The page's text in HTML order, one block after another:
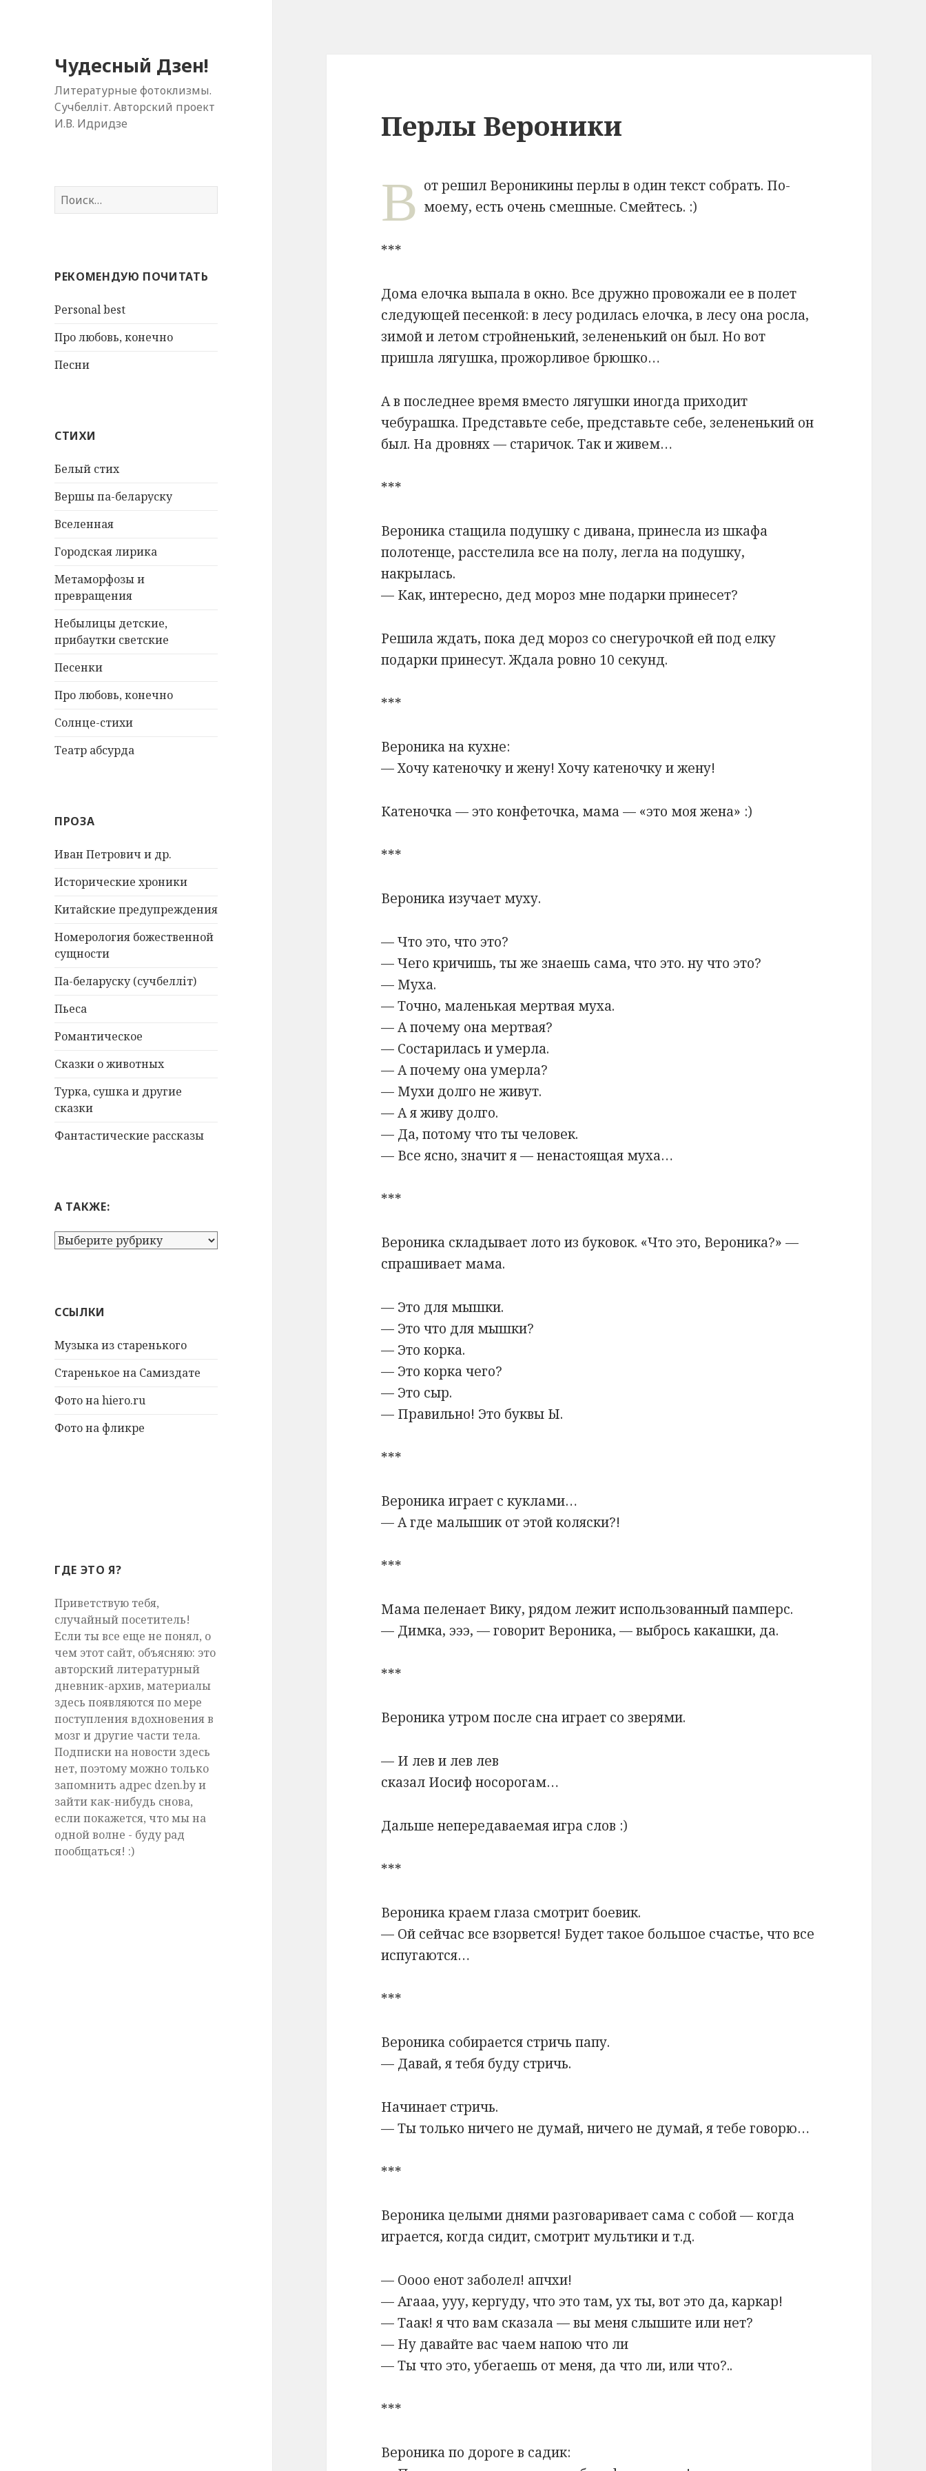
Чудесный Дзен!
Литературные фотоклизмы.
Cучбелліт. Авторский проект
И.В. Идридзе
Н
а
:РЕКОМЕНДУЮ ПОЧИТАТЬ
Personal best
Про любовь, конечно
Песни
СТИХИ
Белый стих
Вершы па-беларуску
Вселенная
Городская лирика
Метаморфозы и
превращения
Небылицы детские,
прибаутки светские
Песенки
Про любовь, конечно
Солнце-стихи
Театр абсурда
ПРОЗА
Иван Петрович и др.
Исторические хроники
Китайские предупреждения
Номерология божественной
сущности
Па-беларуску (сучбелліт)
Пьеса
Романтическое
Сказки о животных
Турка, сушка и другие
сказки
Фантастические рассказы
А ТАКЖЕ:
А
ж
:
ССЫЛКИ
Музыка из старенького
Старенькое на Самиздате
Фото на hiero.ru
Фото на фликре
ГДЕ ЭТО Я?
Приветствую тебя,
случайный посетитель!
Если ты все еще не понял, о
чем этот сайт, объясняю: это
авторский литературный
дневник-архив, материалы
здесь появляются по мере
поступления вдохновения в
мозг и другие части тела.
Подписки на новости здесь
нет, поэтому можно только
запомнить адрес dzen.by и
зайти как-нибудь снова,
если покажется, что мы на
одной волне - буду рад
пообщаться! :)
Перлы Вероники
В от решил Вероникины перлы в один текст собрать. По-
моему, есть очень смешные. Смейтесь. :)
***
Дома елочка выпала в окно. Все дружно провожали ее в полет
следующей песенкой: в лесу родилась елочка, в лесу она росла,
зимой и летом стройненький, зелененький он был. Но вот
пришла лягушка, прожорливое брюшко…
А в последнее время вместо лягушки иногда приходит
чебурашка. Представьте себе, представьте себе, зелененький он
был. На дровнях — старичок. Так и живем…
***
Вероника стащила подушку с дивана, принесла из шкафа
полотенце, расстелила все на полу, легла на подушку,
накрылась.
— Как, интересно, дед мороз мне подарки принесет?
Решила ждать, пока дед мороз со снегурочкой ей под елку
подарки принесут. Ждала ровно 10 секунд.
***
Вероника на кухне:
— Хочу катеночку и жену! Хочу катеночку и жену!
Катеночка — это конфеточка, мама — «это моя жена» :)
***
Вероника изучает муху.
— Что это, что это?
— Чего кричишь, ты же знаешь сама, что это. ну что это?
— Муха.
— Точно, маленькая мертвая муха.
— А почему она мертвая?
— Состарилась и умерла.
— А почему она умерла?
— Мухи долго не живут.
— А я живу долго.
— Да, потому что ты человек.
— Все ясно, значит я — ненастоящая муха…
***
Вероника складывает лото из буковок. «Что это, Вероника?» —
спрашивает мама.
— Это для мышки.
— Это что для мышки?
— Это корка.
— Это корка чего?
— Это сыр.
— Правильно! Это буквы Ы.
***
Вероника играет с куклами…
— А где малышик от этой коляски?!
***
Мама пеленает Вику, рядом лежит использованный памперс.
— Димка, эээ, — говорит Вероника, — выбрось какашки, да.
***
Вероника утром после сна играет со зверями.
— И лев и лев лев
сказал Иосиф носорогам…
Дальше непередаваемая игра слов :)
***
Вероника краем глаза смотрит боевик.
— Ой сейчас все взорвется! Будет такое большое счастье, что все
испугаются…
***
Вероника собирается стричь папу.
— Давай, я тебя буду стричь.
Начинает стричь.
— Ты только ничего не думай, ничего не думай, я тебе говорю…
***
Вероника целыми днями разговаривает сама с собой — когда
играется, когда сидит, смотрит мультики и т.д.
— Оооо енот заболел! апчхи!
— Агааа, ууу, кергуду, что это там, ух ты, вот это да, каркар!
— Таак! я что вам сказала — вы меня слышите или нет?
— Ну давайте вас чаем напою что ли
— Ты что это, убегаешь от меня, да что ли, или что?..
***
Вероника по дороге в садик: